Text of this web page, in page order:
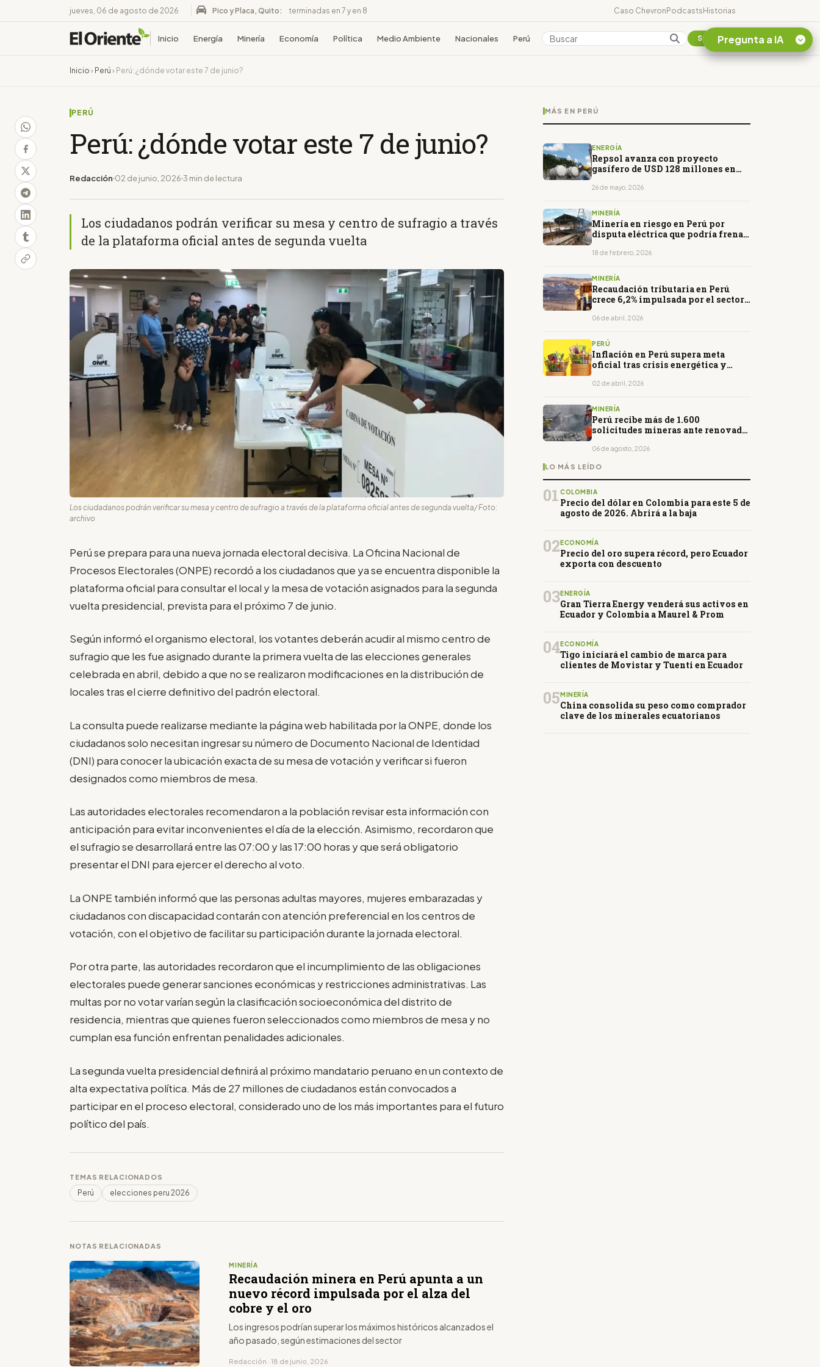
jueves, 06 de agosto de 2026 Pico y Placa, Quito: terminadas en 7 y en 8 Caso ChevronPodcastsHistorias
Inicio Energía Minería Economía Política Medio Ambiente Nacionales Perú Colombia Suscribirse
Inicio › Perú › Perú: ¿dónde votar este 7 de junio?
PERÚ
Perú: ¿dónde votar este 7 de junio?
Redacción 02 de junio, 2026 3 min de lectura
Los ciudadanos podrán verificar su mesa y centro de sufragio a través
de la plataforma oficial antes de segunda vuelta
Los ciudadanos podrán verificar su mesa y centro de sufragio a través de la plataforma oficial antes de segunda vuelta/ Foto:
archivo
Perú se prepara para una nueva jornada electoral decisiva. La Oficina Nacional de
Procesos Electorales (ONPE) recordó a los ciudadanos que ya se encuentra disponible la
plataforma oficial para consultar el local y la mesa de votación asignados para la segunda
vuelta presidencial, prevista para el próximo 7 de junio.
Según informó el organismo electoral, los votantes deberán acudir al mismo centro de
sufragio que les fue asignado durante la primera vuelta de las elecciones generales
celebrada en abril, debido a que no se realizaron modificaciones en la distribución de
locales tras el cierre definitivo del padrón electoral.
La consulta puede realizarse mediante la página web habilitada por la ONPE, donde los
ciudadanos solo necesitan ingresar su número de Documento Nacional de Identidad
(DNI) para conocer la ubicación exacta de su mesa de votación y verificar si fueron
designados como miembros de mesa.
Las autoridades electorales recomendaron a la población revisar esta información con
anticipación para evitar inconvenientes el día de la elección. Asimismo, recordaron que
el sufragio se desarrollará entre las 07:00 y las 17:00 horas y que será obligatorio
presentar el DNI para ejercer el derecho al voto.
La ONPE también informó que las personas adultas mayores, mujeres embarazadas y
ciudadanos con discapacidad contarán con atención preferencial en los centros de
votación, con el objetivo de facilitar su participación durante la jornada electoral.
Por otra parte, las autoridades recordaron que el incumplimiento de las obligaciones
electorales puede generar sanciones económicas y restricciones administrativas. Las
multas por no votar varían según la clasificación socioeconómica del distrito de
residencia, mientras que quienes fueron seleccionados como miembros de mesa y no
cumplan esa función enfrentan penalidades adicionales.
La segunda vuelta presidencial definirá al próximo mandatario peruano en un contexto de
alta expectativa política. Más de 27 millones de ciudadanos están convocados a
participar en el proceso electoral, considerado uno de los más importantes para el futuro
político del país.
TEMAS RELACIONADOS
Perú elecciones peru 2026
NOTAS RELACIONADAS
MINERÍA
Recaudación minera en Perú apunta a un
nuevo récord impulsada por el alza del
cobre y el oro
Los ingresos podrían superar los máximos históricos alcanzados el
año pasado, según estimaciones del sector
Redacción · 18 de junio, 2026
MÁS EN PERÚ
ENERGÍA
Repsol avanza con proyecto
gasífero de USD 128 millones en
26 de mayo, 2026
MINERÍA
Minería en riesgo en Perú por
disputa eléctrica que podría frenar
18 de febrero, 2026
MINERÍA
Recaudación tributaria en Perú
crece 6,2% impulsada por el sector
06 de abril, 2026
PERÚ
Inflación en Perú supera meta
oficial tras crisis energética y
02 de abril, 2026
MINERÍA
Perú recibe más de 1.600
solicitudes mineras ante renovado
06 de agosto, 2026
LO MÁS LEÍDO
01 COLOMBIA
Precio del dólar en Colombia para este 5 de
agosto de 2026. Abrirá a la baja
02 ECONOMÍA
Precio del oro supera récord, pero Ecuador
exporta con descuento
03ENERGÍA
Gran Tierra Energy venderá sus activos en
Ecuador y Colombia a Maurel & Prom
04ECONOMÍA
Tigo iniciará el cambio de marca para
clientes de Movistar y Tuenti en Ecuador
05 MINERÍA
China consolida su peso como comprador
clave de los minerales ecuatorianos
Pregunta a IA
¿En que consiste la